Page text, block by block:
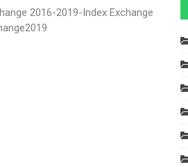
2016-2019-Index Exchange